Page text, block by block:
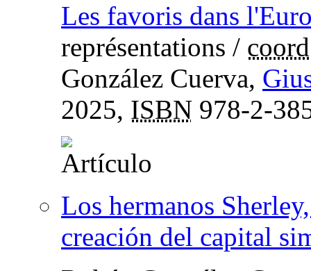
Les favoris dans
représentations /
González Cuerva,
2025, ISBN 978-2-
Los hermanos
creación del capital